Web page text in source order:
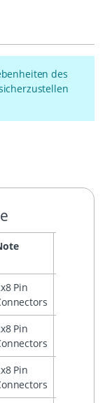
des
Pin
Pin
Pin